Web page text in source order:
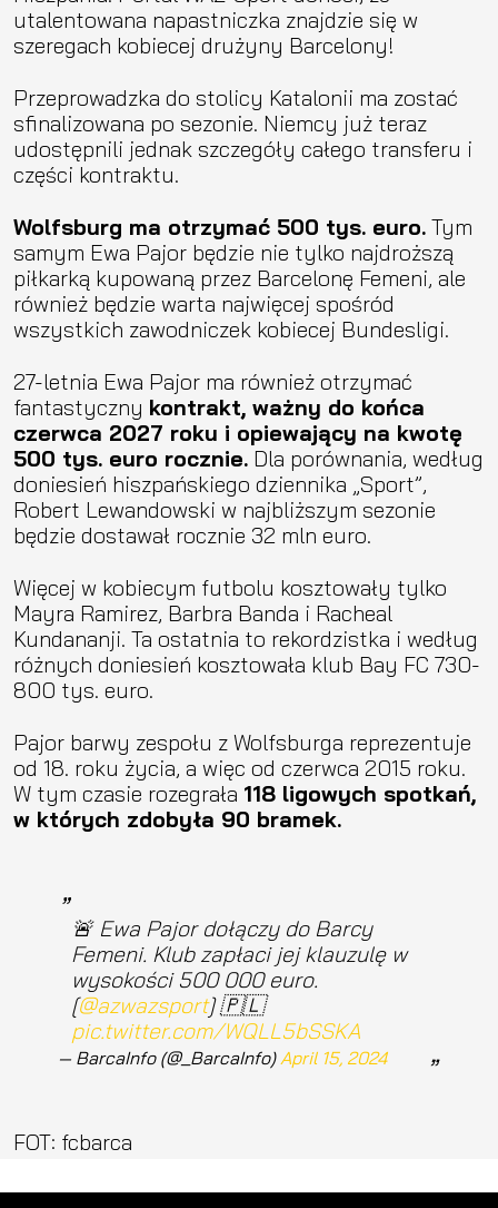
utalentowana napastniczka znajdzie się w
szeregach kobiecej drużyny Barcelony!
Przeprowadzka do stolicy Katalonii ma zostać
sfinalizowana po sezonie. Niemcy już teraz
udostępnili jednak szczegóły całego transferu i
części kontraktu.
Wolfsburg ma otrzymać 500 tys. euro. Tym
samym Ewa Pajor będzie nie tylko najdroższą
piłkarką kupowaną przez Barcelonę Femeni, ale
również będzie warta najwięcej spośród
wszystkich zawodniczek kobiecej Bundesligi.
27-letnia Ewa Pajor ma również otrzymać
fantastyczny kontrakt, ważny do końca
czerwca 2027 roku i opiewający na kwotę
500 tys. euro rocznie. Dla porównania, według
doniesień hiszpańskiego dziennika „Sport”,
Robert Lewandowski w najbliższym sezonie
będzie dostawał rocznie 32 mln euro.
Więcej w kobiecym futbolu kosztowały tylko
Mayra Ramirez, Barbra Banda i Racheal
Kundananji. Ta ostatnia to rekordzistka i według
różnych doniesień kosztowała klub Bay FC 730-
800 tys. euro.
Pajor barwy zespołu z Wolfsburga reprezentuje
od 18. roku życia, a więc od czerwca 2015 roku.
W tym czasie rozegrała 118 ligowych spotkań,
w których zdobyła 90 bramek.
🚨 Ewa Pajor dołączy do Barcy
Femeni. Klub zapłaci jej klauzulę w
wysokości 500 000 euro.
[@azwazsport] 🇵🇱
pic.twitter.com/WQLL5bSSKA
— BarcaInfo (@_BarcaInfo) April 15, 2024
FOT: fcbarca